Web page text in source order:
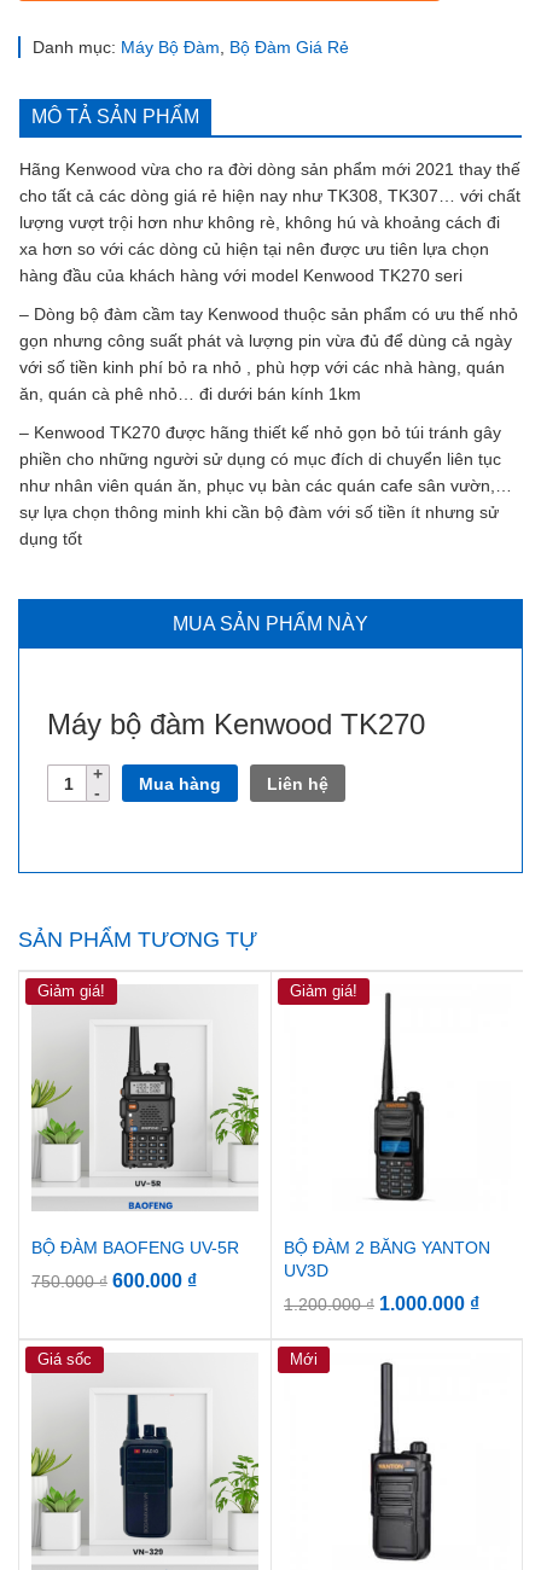
Danh mục: Máy Bộ Đàm Bộ Đàm Giá Rẻ
MÔ TẢ SẢN PHẨM
Hãng Kenwood vừa cho ra đời dòng sản phẩm mới 2021 thay thế
cho tất cả các dòng giá rẻ hiện nay như TK308, TK307… với chất
lượng vượt trội hơn như không rè, không hú và khoảng cách đi
xa hơn so với các dòng củ hiện tại nên được ưu tiên lựa chọn
hàng đầu của khách hàng với model Kenwood TK270 seri
– Dòng bộ đàm cầm tay Kenwood thuộc sản phẩm có ưu thế nhỏ
gọn nhưng công suất phát và lượng pin vừa đủ để dùng cả ngày
với số tiền kinh phí bỏ ra nhỏ , phù hợp với các nhà hàng, quán
ăn, quán cà phê nhỏ… đi dưới bán kính 1km
– Kenwood TK270 được hãng thiết kế nhỏ gọn bỏ túi tránh gây
phiền cho những người sử dụng có mục đích di chuyển liên tục
như nhân viên quán ăn, phục vụ bàn các quán cafe sân vườn,…
sự lựa chọn thông minh khi cần bộ đàm với số tiền ít nhưng sử
dụng tốt
MUA SẢN PHẨM NÀY
Máy bộ đàm Kenwood TK270
Số
lượng
Mua hàng Liên hệ
SẢN PHẨM TƯƠNG TỰ
Giảm giá!
BỘ ĐÀM BAOFENG UV-5R
750.000₫ 600.000 ₫
Giảm giá!
BỘ ĐÀM 2 BĂNG YANTON
UV3D
1.200.000₫ 1.000.000 ₫
Giá sốc Mới